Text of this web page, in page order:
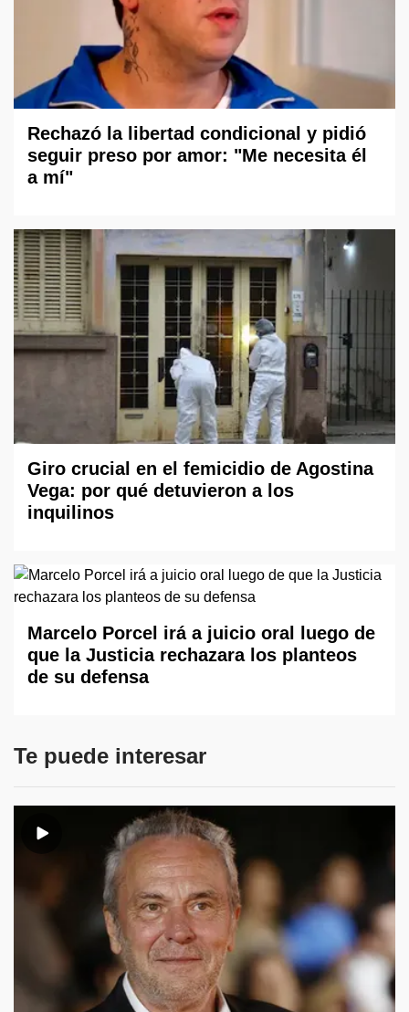
Rechazó la libertad condicional y pidió
seguir preso por amor: "Me necesita él
a mí"
Giro crucial en el femicidio de Agostina
Vega: por qué detuvieron a los
inquilinos
Marcelo Porcel irá a juicio oral luego de
que la Justicia rechazara los planteos
de su defensa
Te puede interesar